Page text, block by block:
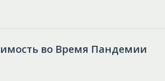
во Время Пандемии